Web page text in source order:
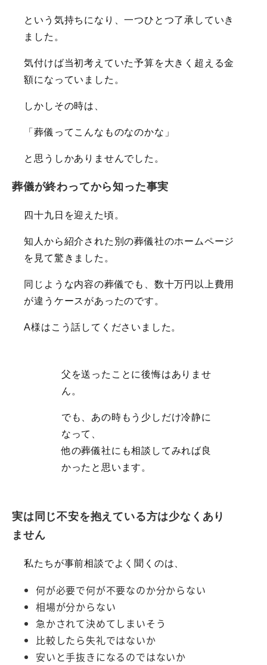
という気持ちになり、一つひとつ了承していき
ました。
気付けば当初考えていた予算を大きく超える金
額になっていました。
しかしその時は、
「葬儀ってこんなものなのかな」
と思うしかありませんでした。
葬儀が終わってから知った事実
四十九日を迎えた頃。
知人から紹介された別の葬儀社のホームページ
を見て驚きました。
同じような内容の葬儀でも、数十万円以上費用
が違うケースがあったのです。
A様はこう話してくださいました。
父を送ったことに後悔はありませ
ん。
でも、あの時もう少しだけ冷静に
なって、
他の葬儀社にも相談してみれば良
かったと思います。
実は同じ不安を抱えている方は少なくあり
ません
私たちが事前相談でよく聞くのは、
何が必要で何が不要なのか分からない
相場が分からない
急かされて決めてしまいそう
比較したら失礼ではないか
安いと手抜きになるのではないか